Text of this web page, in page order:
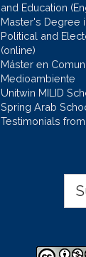
and Education
Master's Degree
Political and
(online)
Máster en
Medioambiente
Unitwin MILID
Spring Arab
Testimonials